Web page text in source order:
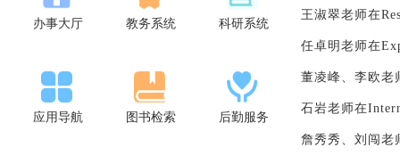
办事大厅 教务系统 科研系统
应用导航 图书检索 后勤服务
王淑翠老师在Research
任卓明老师在Expert
董凌峰、李欧老师在
石岩老师在
詹秀秀、刘闯老师在